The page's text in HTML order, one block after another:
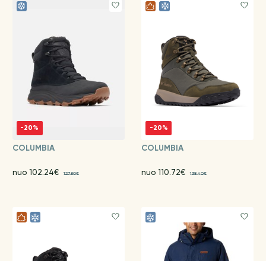
-20%
COLUMBIA
nuo 102.24€ 127.80€
-20%
COLUMBIA
nuo 110.72€ 138.40€